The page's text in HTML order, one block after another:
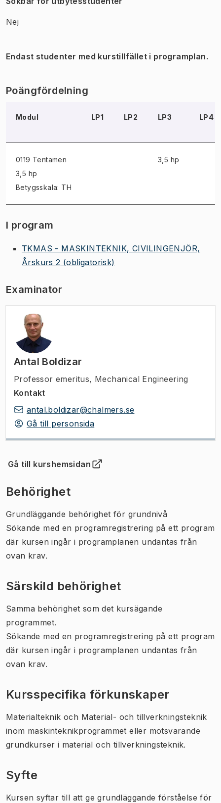
Nej
Endast studenter med kurstillfället i programplan.
Poängfördelning
Modul LP1 LP2 LP3 LP4
0119 Tentamen
3,5 hp
Betygsskala: TH
3,5 hp
I program
TKMAS - MASKINTEKNIK, CIVILINGENJÖR,
Årskurs 2 (obligatorisk)
Examinator
Antal Boldizar
Professor emeritus, Mechanical Engineering
Kontakt
antal.boldizar@chalmers.se
Gå till personsida
Gå till kurshemsidan
(Öppnas i ny flik)
Behörighet
Grundläggande behörighet för grundnivå
Sökande med en programregistrering på ett program
där kursen ingår i programplanen undantas från
ovan krav.
Särskild behörighet
Samma behörighet som det kursägande
programmet.
Sökande med en programregistrering på ett program
där kursen ingår i programplanen undantas från
ovan krav.
Kursspecifika förkunskaper
Materialteknik och Material- och tillverkningsteknik
inom maskinteknikprogrammet eller motsvarande
grundkurser i material och tillverkningsteknik.
Syfte
Kursen syftar till att ge grundläggande förståelse för